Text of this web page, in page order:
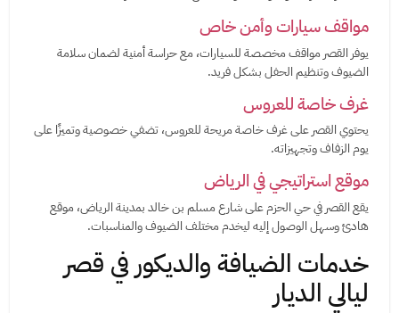
مواقف سيارات وأمن خاص
يوفر القصر مواقف مخصصة للسيارات، مع حراسة أمنية لضمان سلامة
الضيوف وتنظيم الحفل بشكل فريد.
غرف خاصة للعروس
يحتوي القصر على غرف خاصة مريحة للعروس، تضفي خصوصية وتميزًا على
يوم الزفاف وتجهيزاته.
موقع استراتيجي في الرياض
يقع القصر في حي الحزم على شارع مسلم بن خالد بمدينة الرياض، موقع
هادئ وسهل الوصول إليه ليخدم مختلف الضيوف والمناسبات.
خدمات الضيافة والديكور في قصر
ليالي الديار